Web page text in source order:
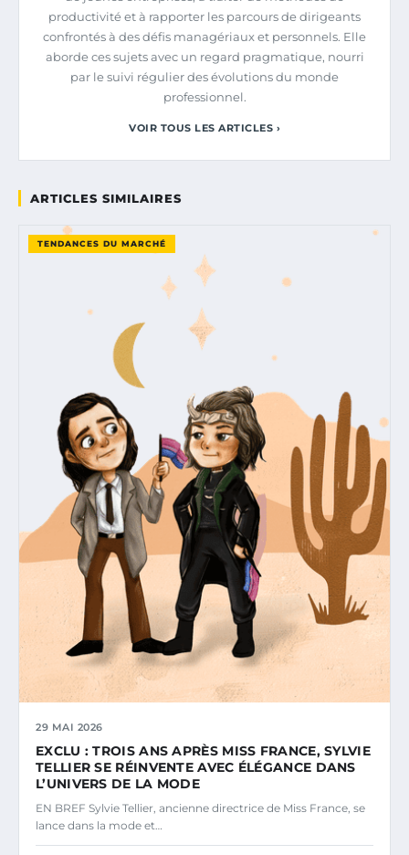
productivité et à rapporter les parcours de dirigeants
confrontés à des défis managériaux et personnels. Elle
aborde ces sujets avec un regard pragmatique, nourri
par le suivi régulier des évolutions du monde
professionnel.
VOIR TOUS LES ARTICLES ›
ARTICLES SIMILAIRES
TENDANCES DU MARCHÉ
29 MAI 2026
EXCLU : TROIS ANS APRÈS MISS FRANCE, SYLVIE
TELLIER SE RÉINVENTE AVEC ÉLÉGANCE DANS
L’UNIVERS DE LA MODE
EN BREF Sylvie Tellier, ancienne directrice de Miss France, se
lance dans la mode et…